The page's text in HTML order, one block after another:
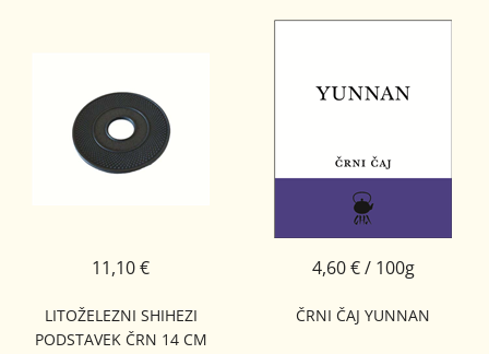
LITOŽELEZNI SHIHEZI
PODSTAVEK ČRN 14 CM
11,10 €
ČRNI ČAJ YUNNAN
4,60 € / 100g